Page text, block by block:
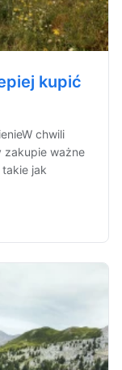
kupić
chwili
zakupie ważne
jak